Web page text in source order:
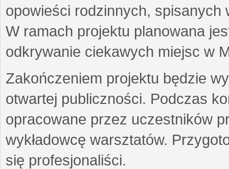
opowieści rodzinnych,
W ramach projektu planowana
odkrywanie ciekawych miejsc w
Zakończeniem projektu będzie
otwartej publiczności. Podczas
opracowane przez uczestników
wykładowcę warsztatów.
się profesjonaliści.